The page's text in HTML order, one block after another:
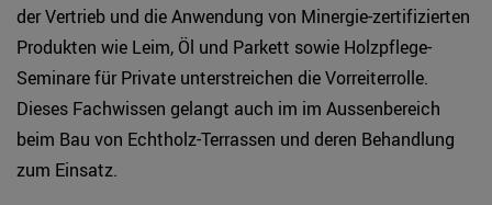
der Vertrieb und die Anwendung von Minergie-zertifizierten
Produkten wie Leim, Öl und Parkett sowie Holzpflege-
Seminare für Private unterstreichen die Vorreiterrolle.
Dieses Fachwissen gelangt auch im im Aussenbereich
beim Bau von Echtholz-Terrassen und deren Behandlung
zum Einsatz.